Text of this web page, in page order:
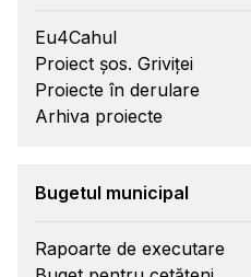
Eu4Cahul
Proiect șos. Griviței
Proiecte în derulare
Arhiva proiecte
Bugetul municipal
Rapoarte de executare